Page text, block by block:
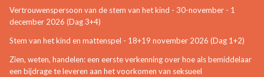
Vertrouwenspersoon van de stem van het kind - 30-november - 1
december 2026 (Dag 3+4)
Stem van het kind en mattenspel - 18+19 november 2026 (Dag 1+2)
Zien, weten, handelen: een eerste verkenning over hoe als bemiddelaar
een bijdrage te leveren aan het voorkomen van seksueel